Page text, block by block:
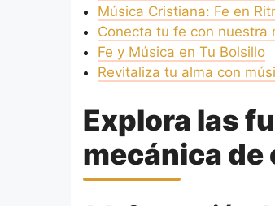
Música Cristiana: Fe en
Conecta tu fe con nuestra
Fe y Música en Tu Bolsillo
Revitaliza tu alma con
Explora las
mecánica de